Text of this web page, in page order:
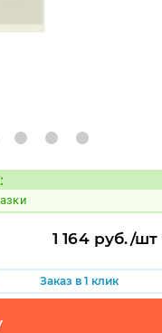
Код:
839340
1 164 руб./шт
Заказ в 1 клик